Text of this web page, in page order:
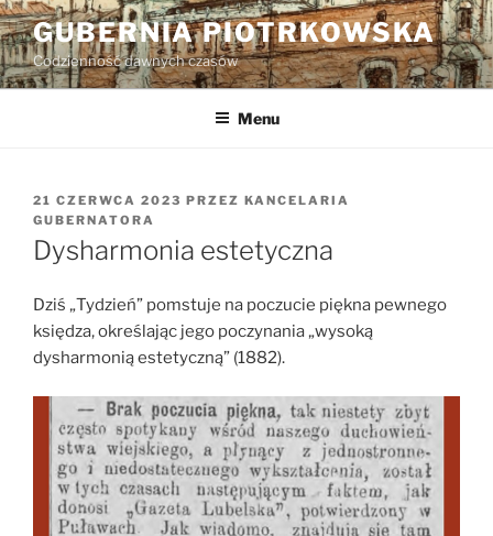
Przejdź
do
treści
GUBERNIA PIOTRKOWSKA
Codzienność dawnych czasów
Menu
OPUBLIKOWANE
W
21 CZERWCA 2023 PRZEZ KANCELARIA
GUBERNATORA
Dysharmonia estetyczna
Dziś „Tydzień” pomstuje na poczucie piękna pewnego
księdza, określając jego poczynania „wysoką
dysharmonią estetyczną” (1882).